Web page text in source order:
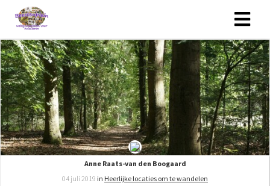
Anne Raats-van den Boogaard
04 juli 2019 in Heerlijke locaties om te wandelen